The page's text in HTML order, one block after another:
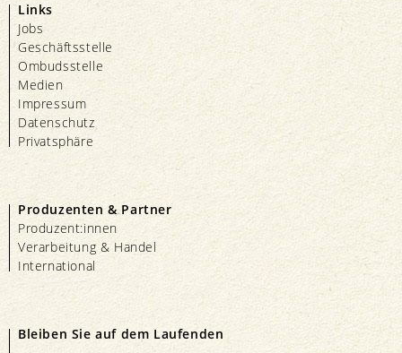
Links
Jobs
Geschäftsstelle
Ombudsstelle
Medien
Impressum
Datenschutz
Privatsphäre
Produzenten & Partner
Produzent:innen
Verarbeitung & Handel
International
Bleiben Sie auf dem Laufenden